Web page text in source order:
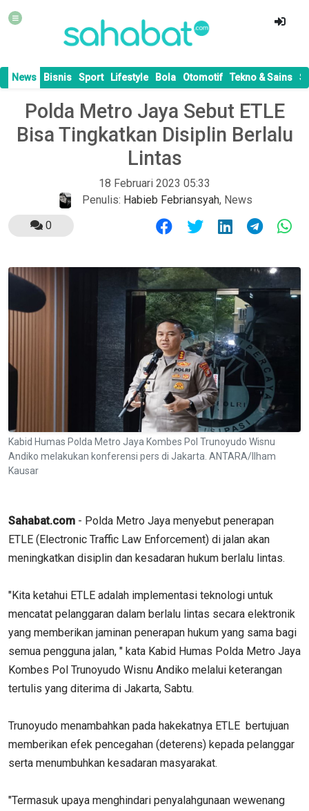
News Bisnis Sport Lifestyle Bola Otomotif Tekno & Sains
Polda Metro Jaya Sebut ETLE
Bisa Tingkatkan Disiplin Berlalu
Lintas
18 Februari 2023 05:33
Penulis: Habieb Febriansyah, News
0
Kabid Humas Polda Metro Jaya Kombes Pol Trunoyudo Wisnu
Andiko melakukan konferensi pers di Jakarta. ANTARA/Ilham
Kausar
Sahabat.com - Polda Metro Jaya menyebut penerapan
ETLE (Electronic Traffic Law Enforcement) di jalan akan
meningkatkan disiplin dan kesadaran hukum berlalu lintas.
"Kita ketahui ETLE adalah implementasi teknologi untuk
mencatat pelanggaran dalam berlalu lintas secara elektronik
yang memberikan jaminan penerapan hukum yang sama bagi
semua pengguna jalan, " kata Kabid Humas Polda Metro Jaya
Kombes Pol Trunoyudo Wisnu Andiko melalui keterangan
tertulis yang diterima di Jakarta, Sabtu.
Trunoyudo menambahkan pada hakekatnya ETLE bertujuan
memberikan efek pencegahan (deterens) kepada pelanggar
serta menumbuhkan kesadaran masyarakat.
"Termasuk upaya menghindari penyalahgunaan wewenang